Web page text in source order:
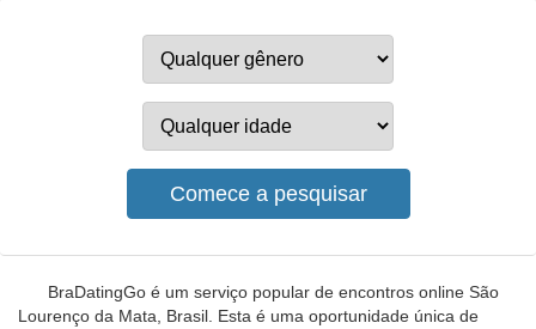
BraDatingGo é um serviço popular de encontros online São
Lourenço da Mata, Brasil. Esta é uma oportunidade única de